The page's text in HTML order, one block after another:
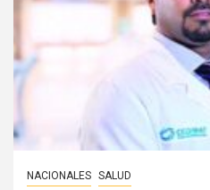
NACIONALES SALUD